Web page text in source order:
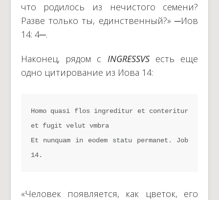
что родилось из нечистого семени?
Разве только ты, единственный?» ─Иов
14: 4─.
Наконец, рядом с INGRESSVSесть еще
одно цитирование из Иова 14:
Homo quasi flos ingreditur et conteritur
et fugit velut vmbra
Et nunquam in eodem statu permanet. Job
14.
«Человек появляется, как цветок, его